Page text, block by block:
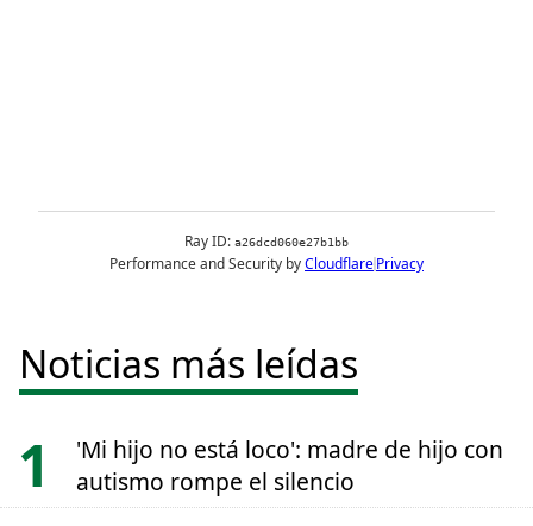
Noticias más leídas
'Mi hijo no está loco': madre de hijo con
autismo rompe el silencio